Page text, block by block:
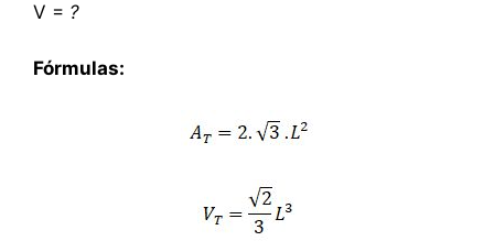
V = ?
Fórmulas: